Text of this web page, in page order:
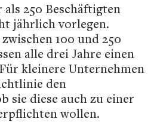
250 Beschäftigten
jährlich vorlegen.
100 und 250
alle drei Jahre einen
kleinere Unternehmen
den
sie diese auch zu einer
wollen.